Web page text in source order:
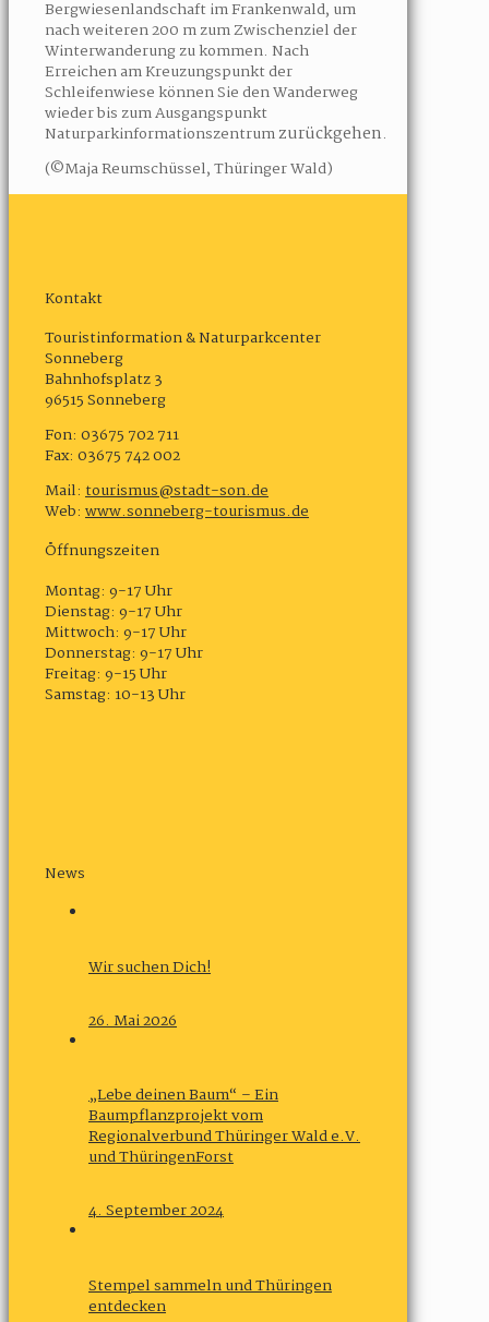
Bergwiesenlandschaft im Frankenwald, um
nach weiteren 200 m zum Zwischenziel der
Winterwanderung zu kommen. Nach
Erreichen am Kreuzungspunkt der
Schleifenwiese können Sie den Wanderweg
wieder bis zum Ausgangspunkt
Naturparkinformationszentrumzurückgehen.
(©Maja Reumschüssel, Thüringer Wald)
Kontakt
Touristinformation & Naturparkcenter
Sonneberg
Bahnhofsplatz 3
96515 Sonneberg
Fon: 03675 702 711
Fax: 03675 742 002
Mail: tourismus@stadt-son.de
Web: www.sonneberg-tourismus.de
Öffnungszeiten
Montag: 9-17 Uhr
Dienstag: 9-17 Uhr
Mittwoch: 9-17 Uhr
Donnerstag: 9-17 Uhr
Freitag: 9-15 Uhr
Samstag: 10-13 Uhr
News
Wir suchen Dich!
26. Mai 2026
„Lebe deinen Baum“ – Ein
Baumpflanzprojekt vom
Regionalverbund Thüringer Wald e.V.
und ThüringenForst
4. September 2024
Stempel sammeln und Thüringen
entdecken